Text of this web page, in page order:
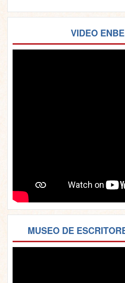
VIDEO
MUSEO DE